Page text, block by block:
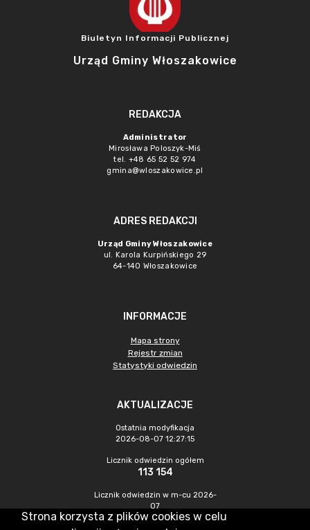
Biuletyn Informacji Publicznej
Urząd Gminy Włoszakowice
REDAKCJA
Administrator
Mirosława Poloszyk-Miś
tel. +48 65 52 52 974
gmina@wloszakowice.pl
ADRES REDAKCJI
Urząd Gminy Włoszakowice
ul. Karola Kurpińskiego 29
64-140 Włoszakowice
INFORMACJE
Mapa strony
Rejestr zmian
Statystyki odwiedzin
AKTUALIZACJE
Ostatnia modyfikacja
2026-08-07 12:27:15
Licznik odwiedzin ogółem
113 154
Licznik odwiedzin w m-cu 2026-
07
484
Strona korzysta z plików cookies w celu